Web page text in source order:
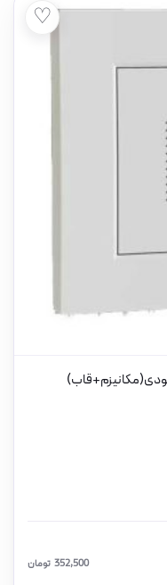
♡
تومان 352,500